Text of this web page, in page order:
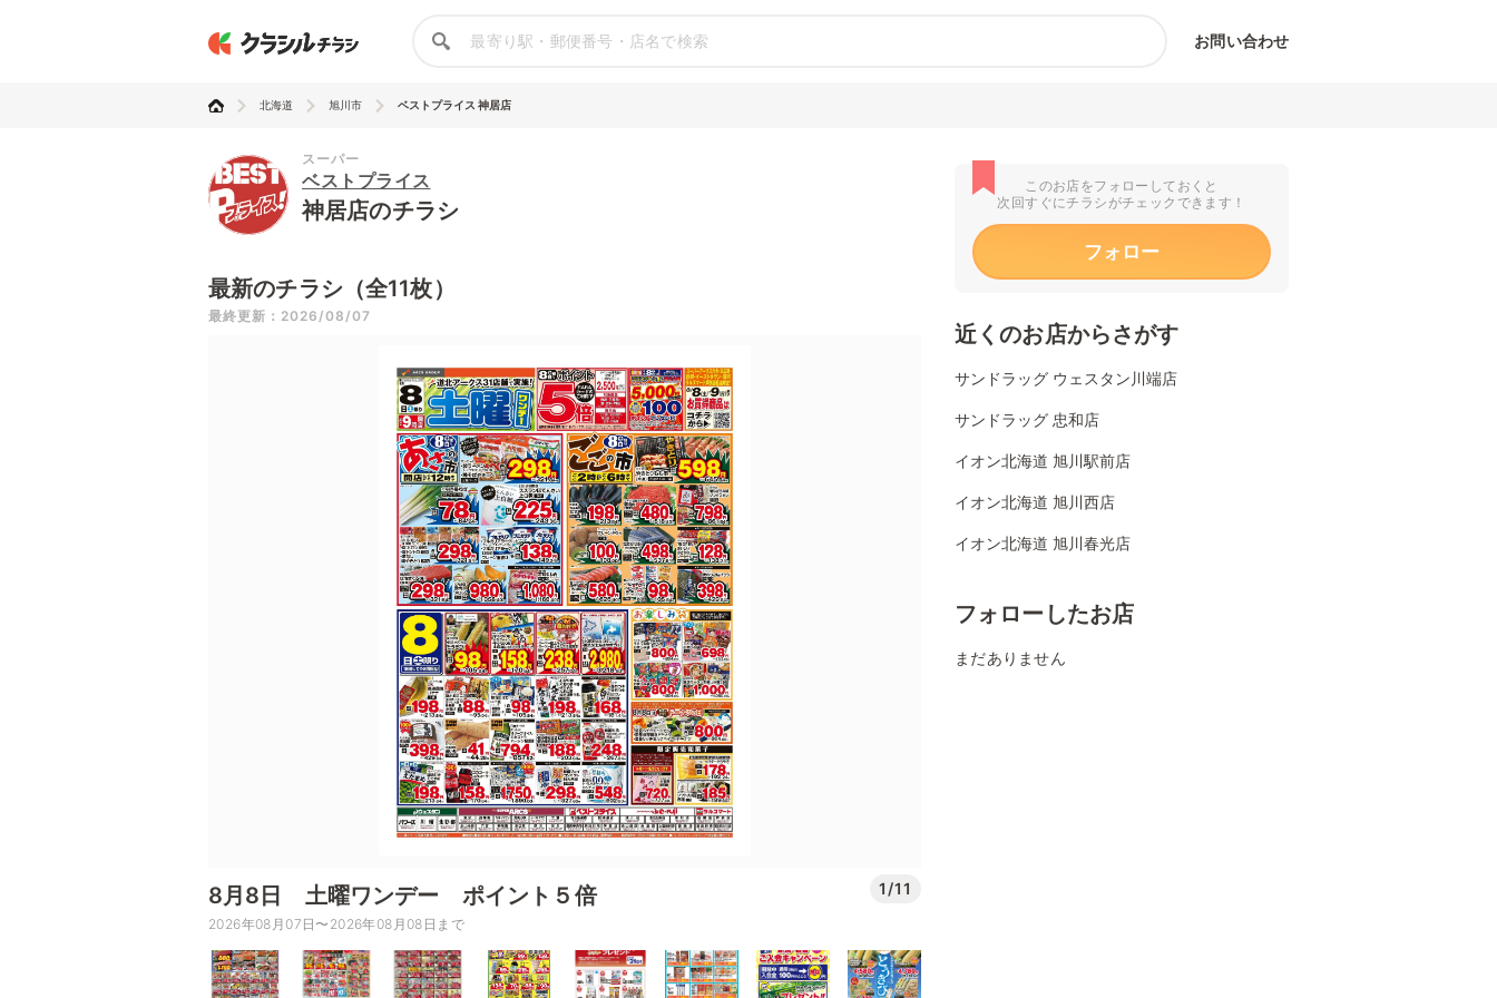
お問い合わせ
北海道 旭川市 ベストプライス 神居店
スーパー
ベストプライス
神居店のチラシ
最新のチラシ（全11枚）
最終更新：2026/08/07
8月8日 土曜ワンデー ポイント５倍 1/11
2026年08月07日〜2026年08月08日まで
このお店をフォローしておくと
次回すぐにチラシがチェックできます！
フォロー
近くのお店からさがす
サンドラッグ ウェスタン川端店
サンドラッグ 忠和店
イオン北海道 旭川駅前店
イオン北海道 旭川西店
イオン北海道 旭川春光店
フォローしたお店
まだありません